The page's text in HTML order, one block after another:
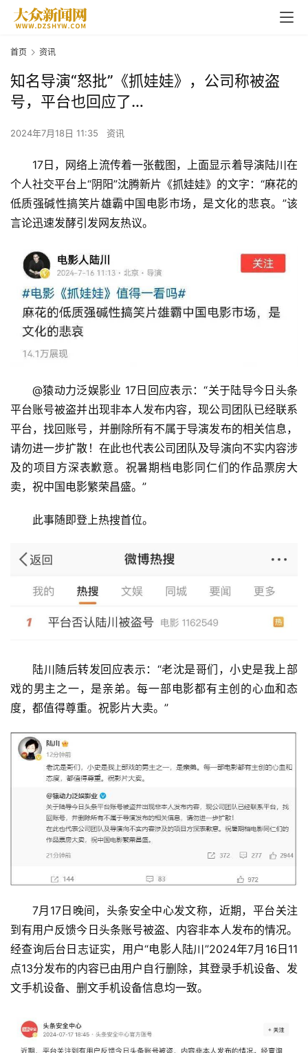
页
消
活
科
技
财
经
首页 资讯
知名导演“怒批”《抓娃娃》，公司称被盗
号，平台也回应了…
2024年7月18日 11:35 资讯
17日，网络上流传着一张截图，上面显示着导演陆川在
个人社交平台上“阴阳”沈腾新片《抓娃娃》的文字：“麻花的
低质强碱性搞笑片雄霸中国电影市场，是文化的悲哀。”该
言论迅速发酵引发网友热议。
@猿动力泛娱影业 17日回应表示：“关于陆导今日头条
平台账号被盗并出现非本人发布内容，现公司团队已经联系
平台，找回账号，并删除所有不属于导演发布的相关信息，
请勿进一步扩散！在此也代表公司团队及导演向不实内容涉
及的项目方深表歉意。祝暑期档电影同仁们的作品票房大
卖，祝中国电影繁荣昌盛。”
此事随即登上热搜首位。
陆川随后转发回应表示：“老沈是哥们，小史是我上部
戏的男主之一，是亲弟。每一部电影都有主创的心血和态
度，都值得尊重。祝影片大卖。”
7月17日晚间，头条安全中心发文称，近期，平台关注
到有用户反馈今日头条账号被盗、内容非本人发布的情况。
经查询后台日志证实，用户“电影人陆川”2024年7月16日11
点13分发布的内容已由用户自行删除，其登录手机设备、发
文手机设备、删文手机设备信息均一致。